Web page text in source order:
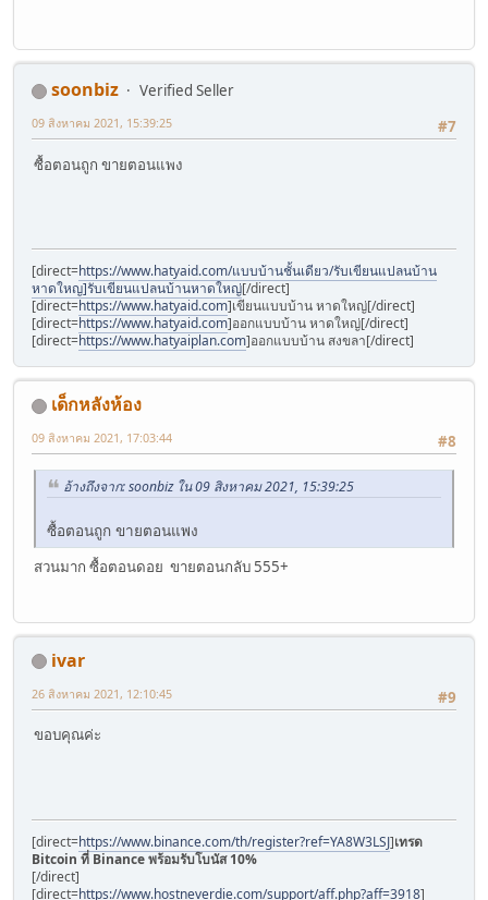
soonbiz
Verified Seller
#7
09 สิงหาคม 2021, 15:39:25
ซื้อตอนถูก ขายตอนแพง
[direct=https://www.hatyaid.com/แบบบ้านชั้นเดียว/รับเขียนแปลนบ้าน
หาดใหญ]รับเขียนแปลนบ้านหาดใหญ่[/direct]
[direct=https://www.hatyaid.com]เขียนแบบบ้าน หาดใหญ่[/direct]
[direct=https://www.hatyaid.com]ออกแบบบ้าน หาดใหญ่[/direct]
[direct=https://www.hatyaiplan.com]ออกแบบบ้าน สงขลา[/direct]
เด็กหลังห้อง
#8
09 สิงหาคม 2021, 17:03:44
อ้างถึงจาก: soonbiz ใน 09 สิงหาคม 2021, 15:39:25
ซื้อตอนถูก ขายตอนแพง
สวนมาก ซื้อตอนดอย ขายตอนกลับ 555+
ivar
#9
26 สิงหาคม 2021, 12:10:45
ขอบคุณค่ะ
[direct=https://www.binance.com/th/register?ref=YA8W3LSJ]เทรด
Bitcoin ที่ Binance พร้อมรับโบนัส 10%
[/direct]
[direct=https://www.hostneverdie.com/support/aff.php?aff=3918]